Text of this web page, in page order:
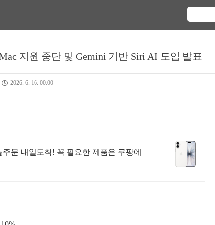
지원 중단 및 Gemini 기반 Siri AI 도입 발표
2026. 6. 16. 00:00
문 내일도착! 꼭 필요한 제품은 쿠팡에